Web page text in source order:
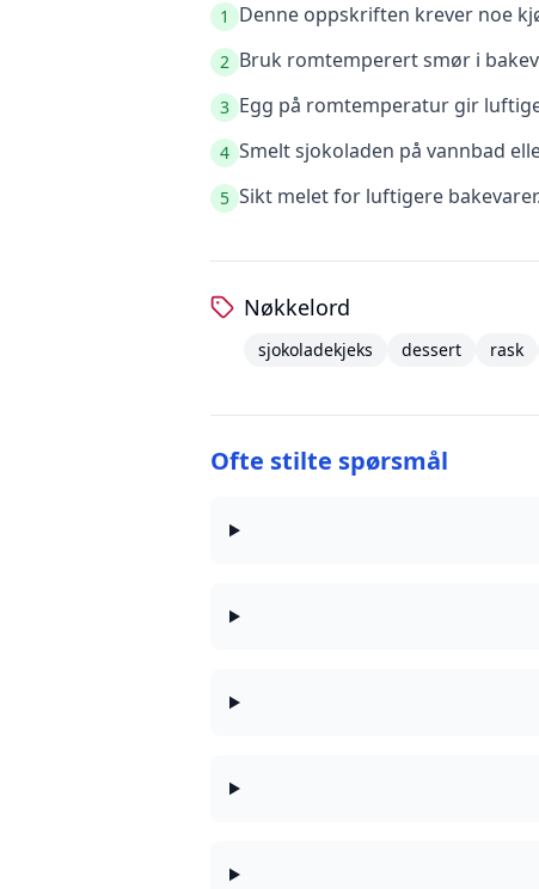
1 Denne oppskriften krever noe
2 Bruk romtemperert smør i
3 Egg på romtemperatur gir
4 Smelt sjokoladen på vannbad
5 Sikt melet for luftigere
Nøkkelord
sjokoladekjeks dessert rask
Ofte stilte spørsmål